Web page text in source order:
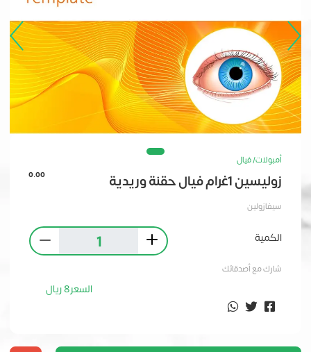
أمبولات/ فيال
زوليسين 1غرام فيال حقنة وريدية 0.00
سيفازولين
الكمية
شارك مع أصدقائك
السعر8ريال